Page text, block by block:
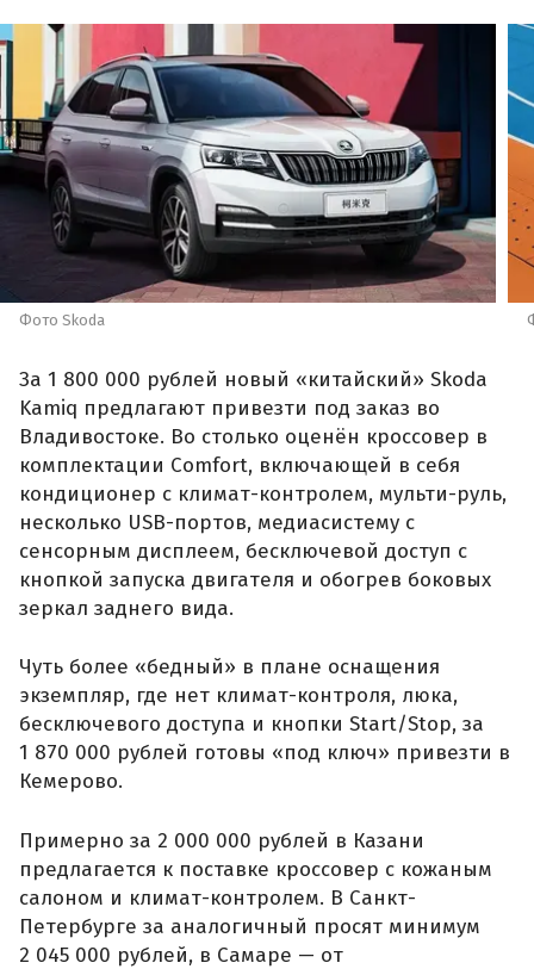
Фото Skoda
За 1 800 000 рублей новый «китайский» Skoda
Kamiq предлагают привезти под заказ во
Владивостоке. Во столько оценён кроссовер в
комплектации Comfort, включающей в себя
кондиционер с климат-контролем, мульти-руль,
несколько USB-портов, медиасистему с
сенсорным дисплеем, бесключевой доступ с
кнопкой запуска двигателя и обогрев боковых
зеркал заднего вида.
Чуть более «бедный» в плане оснащения
экземпляр, где нет климат-контроля, люка,
бесключевого доступа и кнопки Start/Stop, за
1 870 000 рублей готовы «под ключ» привезти в
Кемерово.
Примерно за 2 000 000 рублей в Казани
предлагается к поставке кроссовер с кожаным
салоном и климат-контролем. В Санкт-
Петербурге за аналогичный просят минимум
2 045 000 рублей, в Самаре — от